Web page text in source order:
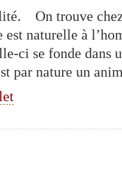
On trouve chez
naturelle à
ci se fonde
par nature un